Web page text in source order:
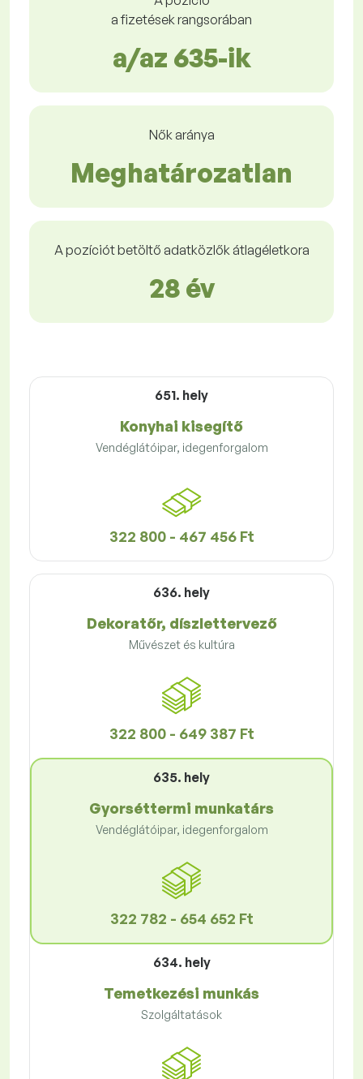
a fizetések rangsorában
a/az 635-ik
Nők aránya
Meghatározatlan
A pozíciót betöltő adatközlők átlagéletkora
28 év
651. hely
Konyhai kisegítő
Vendéglátóipar, idegenforgalom
322 800 - 467 456 Ft
636. hely
Dekoratőr, díszlettervező
Művészet és kultúra
322 800 - 649 387 Ft
635. hely
Gyorséttermi munkatárs
Vendéglátóipar, idegenforgalom
322 782 - 654 652 Ft
634. hely
Temetkezési munkás
Szolgáltatások